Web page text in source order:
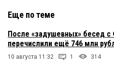
Еще по теме
После «задушевных» бесед
перечислили ещё 746 млн
10 августа 11:32 1 314